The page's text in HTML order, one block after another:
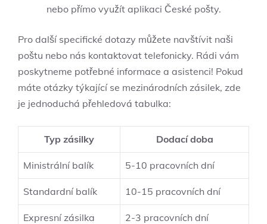
nebo přímo využít aplikaci České pošty.
Pro další specifické dotazy můžete navštívit naši
poštu nebo nás kontaktovat telefonicky. Rádi vám
poskytneme potřebné informace a asistenci! Pokud
máte otázky týkající se mezinárodních zásilek, zde
je jednoduchá přehledová tabulka:
Typ zásilky Dodací doba
Ministrální balík 5-10 pracovních dní
Standardní balík 10-15 pracovních dní
Expresní zásilka 2-3 pracovních dní